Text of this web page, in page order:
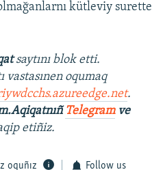
kütleviy surette
saytını blok etti.
vastasınen oqumaq
.
Telegramve
etiñiz.
oquñız Follow us